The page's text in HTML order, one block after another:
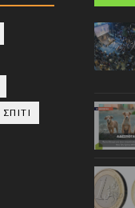
ΣΠΙΤΙ